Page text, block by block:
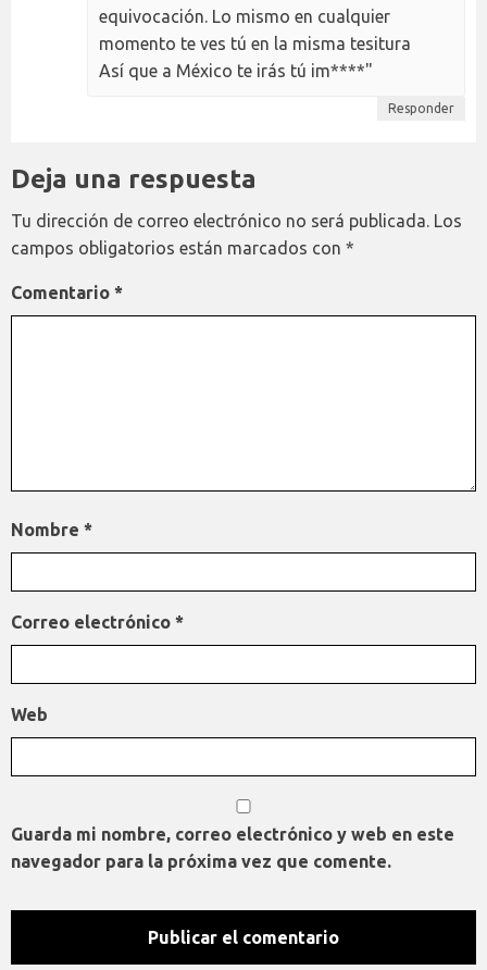
equivocación. Lo mismo en cualquier
momento te ves tú en la misma tesitura
Así que a México te irás tú im****"
Responder
Deja una respuesta
Tu dirección de correo electrónico no será publicada. Los
campos obligatorios están marcados con *
Comentario *
Nombre *
Correo electrónico *
Web
Guarda mi nombre, correo electrónico y web en este
navegador para la próxima vez que comente.